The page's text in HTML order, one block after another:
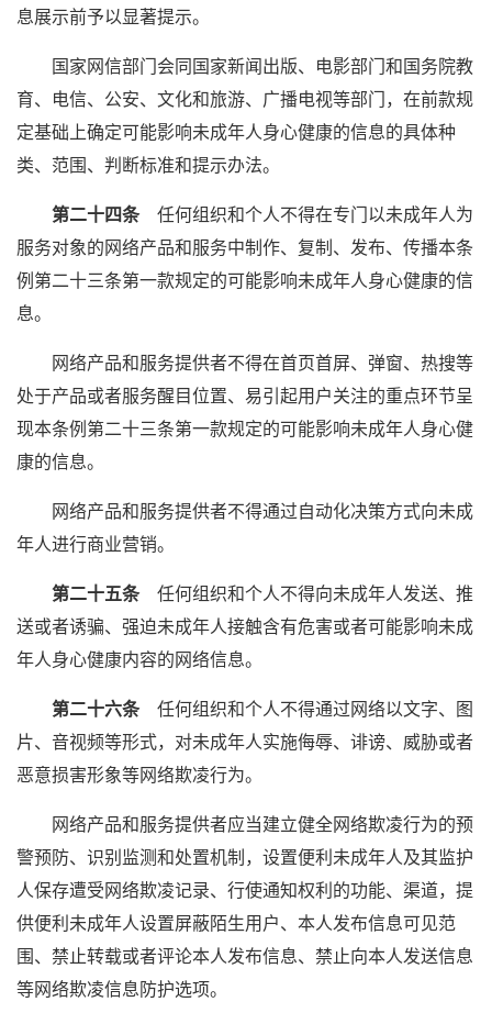
息展示前予以显著提示。
国家网信部门会同国家新闻出版、电影部门和国务院教
育、电信、公安、文化和旅游、广播电视等部门，在前款规
定基础上确定可能影响未成年人身心健康的信息的具体种
类、范围、判断标准和提示办法。
第二十四条任何组织和个人不得在专门以未成年人为
服务对象的网络产品和服务中制作、复制、发布、传播本条
例第二十三条第一款规定的可能影响未成年人身心健康的信
息。
网络产品和服务提供者不得在首页首屏、弹窗、热搜等
处于产品或者服务醒目位置、易引起用户关注的重点环节呈
现本条例第二十三条第一款规定的可能影响未成年人身心健
康的信息。
网络产品和服务提供者不得通过自动化决策方式向未成
年人进行商业营销。
第二十五条任何组织和个人不得向未成年人发送、推
送或者诱骗、强迫未成年人接触含有危害或者可能影响未成
年人身心健康内容的网络信息。
第二十六条任何组织和个人不得通过网络以文字、图
片、音视频等形式，对未成年人实施侮辱、诽谤、威胁或者
恶意损害形象等网络欺凌行为。
网络产品和服务提供者应当建立健全网络欺凌行为的预
警预防、识别监测和处置机制，设置便利未成年人及其监护
人保存遭受网络欺凌记录、行使通知权利的功能、渠道，提
供便利未成年人设置屏蔽陌生用户、本人发布信息可见范
围、禁止转载或者评论本人发布信息、禁止向本人发送信息
等网络欺凌信息防护选项。